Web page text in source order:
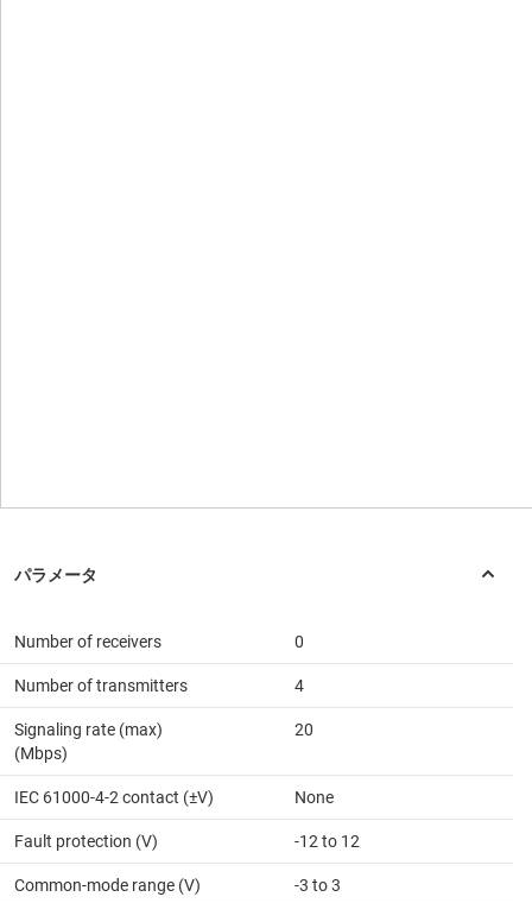
Number of receivers 0
Number of transmitters 4
Signaling rate (max)
(Mbps)
20
IEC 61000-4-2 contact (±V) None
Fault protection (V) -12 to 12
Common-mode range (V) -3 to 3